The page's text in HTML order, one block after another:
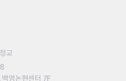
교
영논현센터 7F